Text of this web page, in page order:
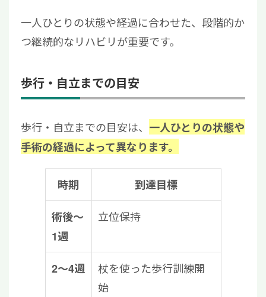
一人ひとりの状態や経過に合わせた、段階的か
つ継続的なリハビリが重要です。
歩行・自立までの目安
歩行・自立までの目安は、 一人ひとりの状態や
手術の経過によって異なります。
時期 到達目標
術後〜
1週
立位保持
2〜4週
杖を使った歩行訓練開
始